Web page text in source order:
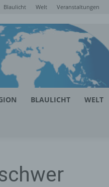
Blaulicht Welt Veranstaltungen
BLAULICHT WELT